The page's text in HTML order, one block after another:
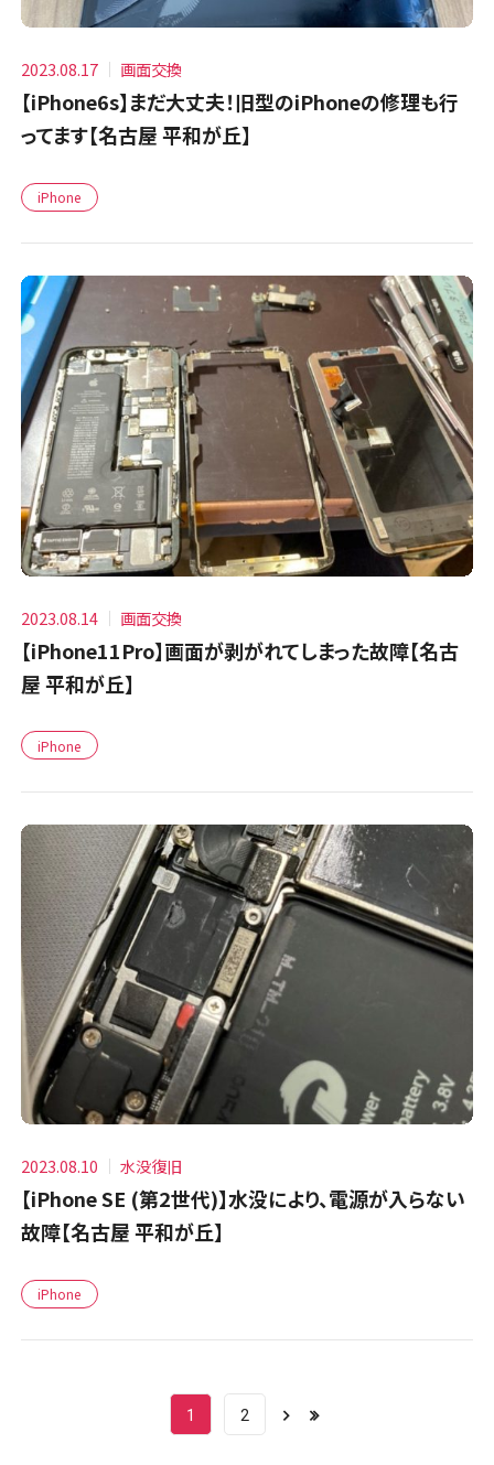
2023.08.17 画面交換
【iPhone6s】まだ大丈夫！旧型のiPhoneの修理も行
ってます【名古屋 平和が丘】
iPhone
2023.08.14 画面交換
【iPhone11Pro】画面が剥がれてしまった故障【名古
屋 平和が丘】
iPhone
2023.08.10 水没復旧
【iPhone SE (第2世代)】水没により、電源が入らない
故障【名古屋 平和が丘】
iPhone
1 2